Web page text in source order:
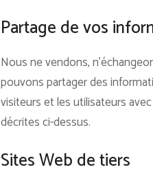
Partage de vos
Nous ne vendons,
pouvons partager des
visiteurs et les utilisateurs
décrites ci-dessus.
Sites Web de tiers